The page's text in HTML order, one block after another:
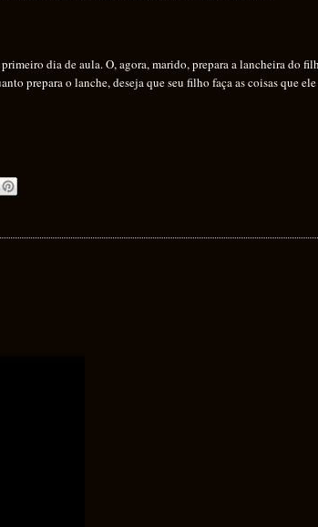
dia de aula. O, agora, marido, prepara a lancheira do
prepara o lanche, deseja que seu filho faça as coisas que